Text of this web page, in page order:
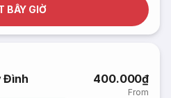
BÂY GIỜ
Đình 400.000₫
From